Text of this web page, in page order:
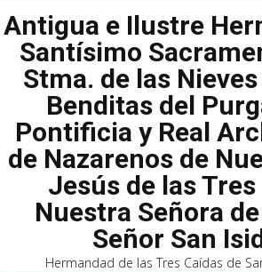
Antigua e Ilustre
Santísimo
Stma. de las
Benditas del
Pontificia y Real
de Nazarenos de
Jesús de las Tres
Nuestra Señora
Señor San
Hermandad de las Tres Caídas de